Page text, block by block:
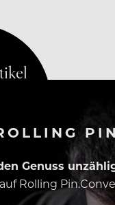
Millionen
Genuss
Rolling